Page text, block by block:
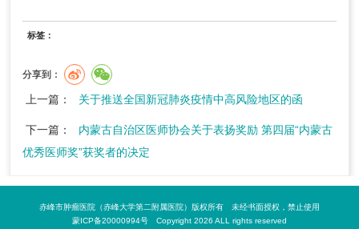
标签：
分享到：
上一篇： 关于推送全国新冠肺炎疫情中高风险地区的函
下一篇：
内蒙古自治区医师协会关于表扬奖励 第四届“内蒙古
优秀医师奖”获奖者的决定
赤峰市肿瘤医院（赤峰大学第二附属医院）版权所有 未经书面授权，禁止使用
蒙ICP备20000994号 Copyright 2026 ALL rights reserved